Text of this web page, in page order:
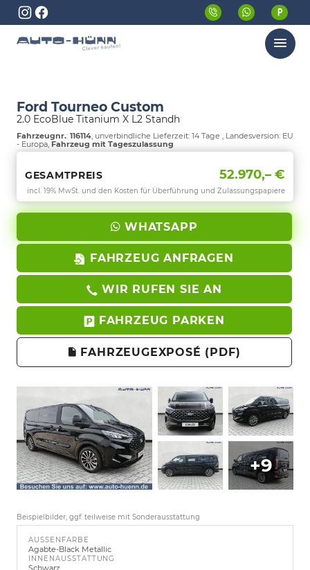
Menü
Ford Tourneo Custom
2.0 EcoBlue Titanium X L2 Standh
Fahrzeugnr.: 116114, unverbindliche Lieferzeit: 14 Tage , Landesversion: EU
- Europa, Fahrzeug mit Tageszulassung
GESAMTPREIS 52.970,– €
incl. 19% MwSt. und den Kosten für Überführung und Zulassungspapiere
WHATSAPP
FAHRZEUG ANFRAGEN
WIR RUFEN SIE AN
FAHRZEUG PARKEN
FAHRZEUGEXPOSÉ (PDF)
+9
Beispielbilder, ggf. teilweise mit Sonderausstattung
AUSSENFARBE
Agabte-Black Metallic
INNENAUSSTATTUNG